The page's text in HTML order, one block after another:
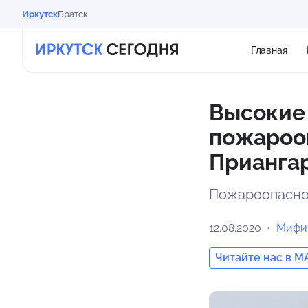
ИркутскБратск
Главная
12.08.2020
Читайте нас в